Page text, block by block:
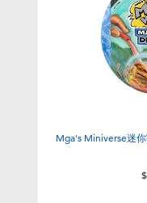
Mga's Miniverse迷